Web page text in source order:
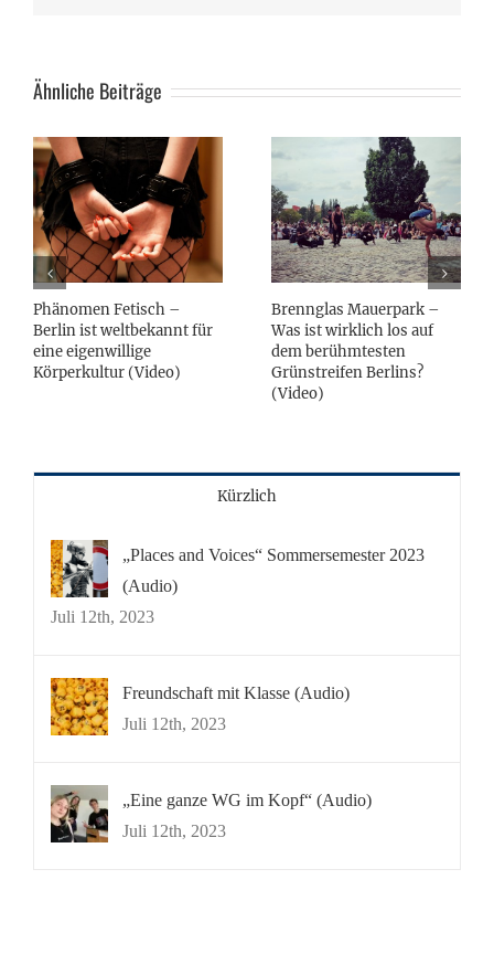
Ähnliche Beiträge
Phänomen Fetisch –
Berlin ist weltbekannt für
eine eigenwillige
Körperkultur (Video)
Brennglas Mauerpark –
Was ist wirklich los auf
dem berühmtesten
Grünstreifen Berlins?
(Video)
Kürzlich
„Places and Voices“ Sommersemester 2023
(Audio)
Juli 12th, 2023
Freundschaft mit Klasse (Audio)
Juli 12th, 2023
„Eine ganze WG im Kopf“ (Audio)
Juli 12th, 2023